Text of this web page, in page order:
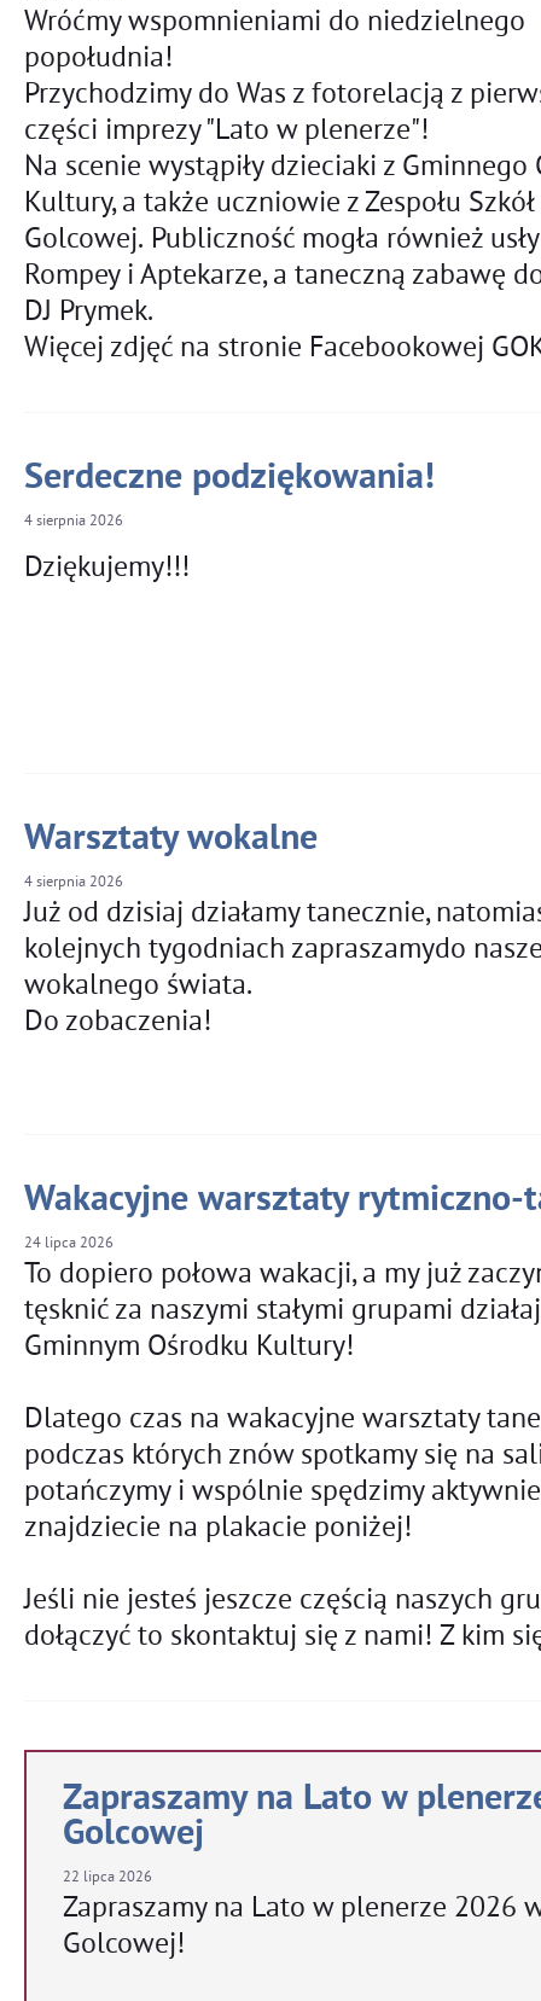
Wróćmy wspomnieniami do niedzielnego
popołudnia!
Przychodzimy do Was z fotorelacją z
części imprezy "Lato w plenerze"!
Na scenie wystąpiły dzieciaki z Gminnego
Kultury, a także uczniowie z Zespołu
Golcowej. Publiczność mogła również
Rompey i Aptekarze, a taneczną zabawę
DJ Prymek.
Więcej zdjęć na stronie Facebookowej
Serdeczne podziękowania!
4 sierpnia 2026
Dziękujemy!!!
Warsztaty wokalne
4 sierpnia 2026
Już od dzisiaj działamy tanecznie,
kolejnych tygodniach zapraszamydo
wokalnego świata.
Do zobaczenia!
Wakacyjne warsztaty rytmiczno-
24 lipca 2026
To dopiero połowa wakacji, a my już
tęsknić za naszymi stałymi grupami
Gminnym Ośrodku Kultury!
Dlatego czas na wakacyjne warsztaty
podczas których znów spotkamy się na
potańczymy i wspólnie spędzimy
znajdziecie na plakacie poniżej!
Jeśli nie jesteś jeszcze częścią naszych
dołączyć to skontaktuj się z nami! Z kim
Zapraszamy na Lato w
Golcowej
22 lipca 2026
Zapraszamy na Lato w plenerze 2026
Golcowej!